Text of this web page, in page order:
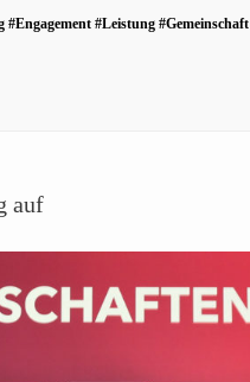
#Leistung #Gemeinschaft
auf